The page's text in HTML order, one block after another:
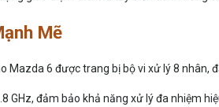
Mẽ
Mazda 6 được trang bị bộ vi xử lý 8
GHz, đảm bảo khả năng xử lý đa nhiệm